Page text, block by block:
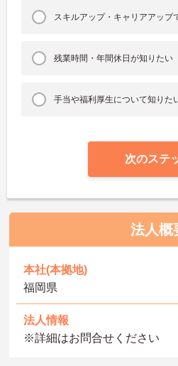
スキルアップ・キャリアアップ
残業時間・年間休日が知りたい
手当や福利厚生について知りた
次のステ
法人概
本社(本拠地)
福岡県
法人情報
※詳細はお問合せください